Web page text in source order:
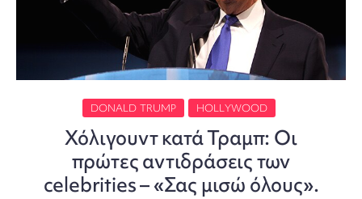
DONALD TRUMP HOLLYWOOD
Χόλιγουντ κατά Τραμπ: Οι
πρώτες αντιδράσεις των
celebrities – «Σας μισώ όλους».